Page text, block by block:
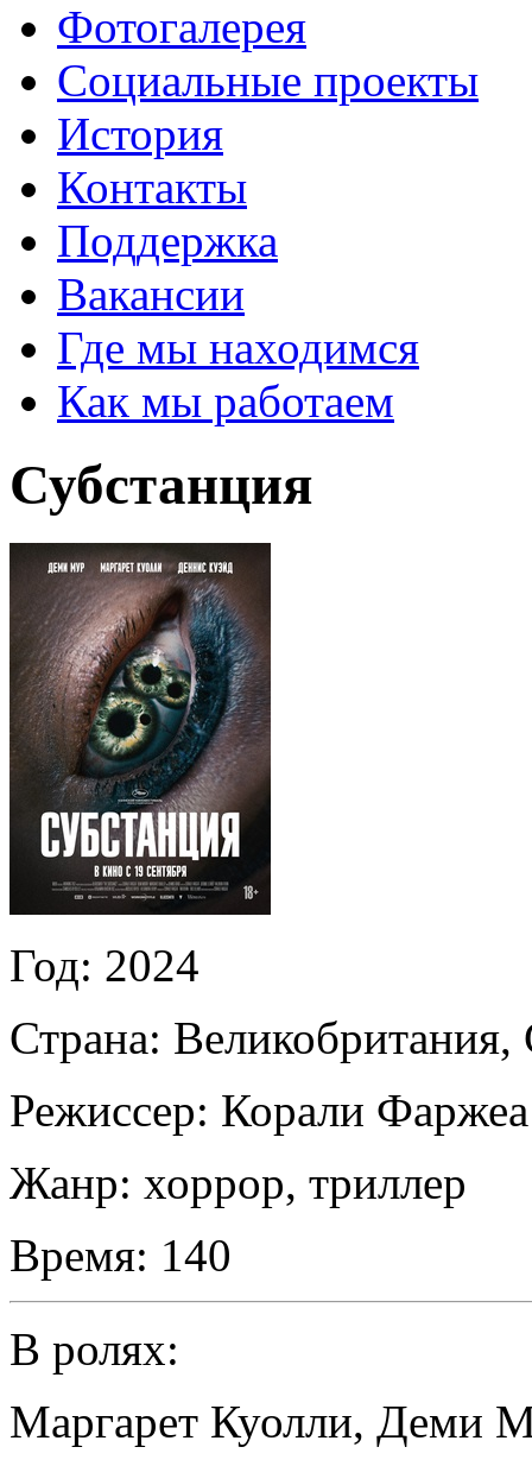
Фотогалерея
Социальные проекты
История
Контакты
Поддержка
Вакансии
Где мы находимся
Как мы работаем
Субстанция
Год: 2024
Страна:
Режиссер: Корали Фаржеа
Жанр: хоррор, триллер
Время: 140
В ролях:
Маргарет Куолли, Деми